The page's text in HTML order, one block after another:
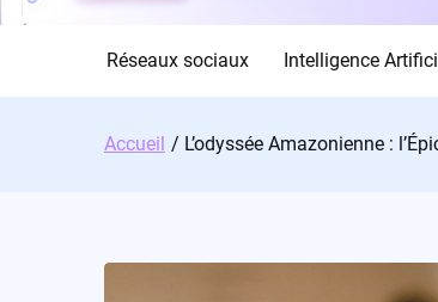
Réseaux sociaux Intelligence
Accueil L’odyssée Amazonienne :